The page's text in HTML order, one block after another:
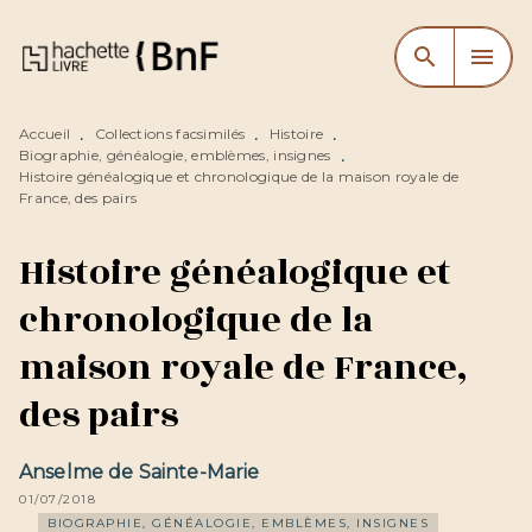
MENU RECHERCHE
CONTENU
search menu
Accueil • Collections facsimilés • Histoire •
Biographie, généalogie, emblèmes, insignes
•
Histoire généalogique et chronologique de la maison royale de
France, des pairs
Histoire généalogique et
chronologique de la
maison royale de France,
des pairs
Anselme de Sainte-Marie
01/07/2018
BIOGRAPHIE, GÉNÉALOGIE, EMBLÈMES, INSIGNES